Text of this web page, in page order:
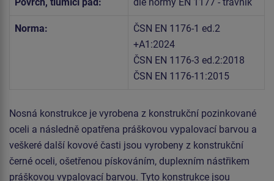
Povrch, tlumící pád: dle normy EN 1177 - trávník
Norma:
ČSN EN 1176-1 ed.2
+A1:2024
ČSN EN 1176-3 ed.2:2018
ČSN EN 1176-11:2015
Nosná konstrukce je vyrobena z konstrukční pozinkované
oceli a následně opatřena práškovou vypalovací barvou a
veškeré další kovové časti jsou vyrobeny z konstrukční
černé oceli, ošetřenou pískováním, duplexním nástřikem
práškovou vypalovací barvou. Tyto konstrukce jsou